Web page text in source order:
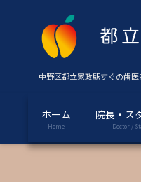
移
中野区都立家政駅すぐの歯
ホーム
Home
院長・ス
Doctor /